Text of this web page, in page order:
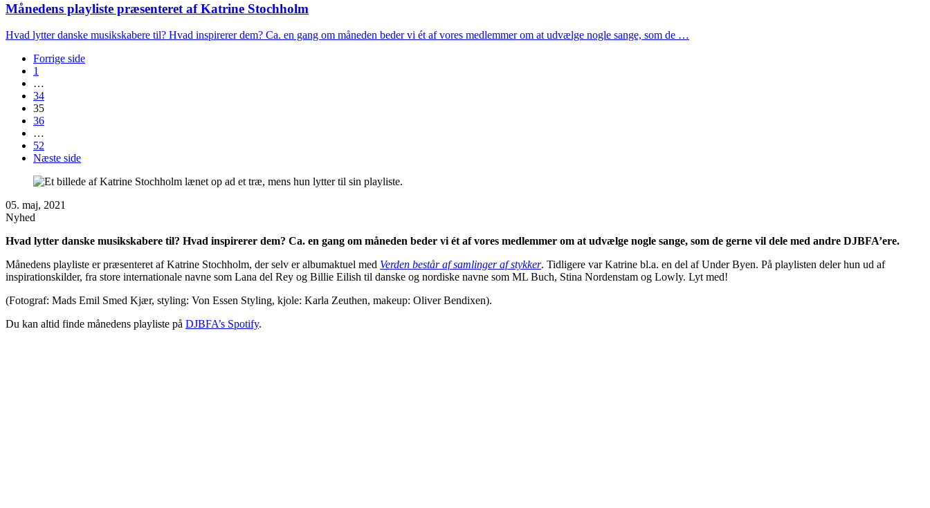
Månedens playliste præsenteret af Katrine Stochholm
Hvad lytter danske musikskabere til? Hvad inspirerer dem? Ca. en gang om måneden beder vi ét af vores medlemmer om at udvælge nogle sange, som de …
Forrige side
1
…
34
35
36
…
52
Næste side
05. maj, 2021
Nyhed
Hvad lytter danske musikskabere til? Hvad inspirerer dem? Ca. en gang om måneden beder vi ét af vores medlemmer om at udvælge nogle sange, som de gerne vil dele med andre DJBFA’ere.
Månedens playliste er præsenteret af Katrine Stochholm, der selv er albumaktuel med Verden består af samlinger af stykker. Tidligere var Katrine bl.a. en del af Under Byen. På playlisten deler hun ud af
inspirationskilder, fra store internationale navne som Lana del Rey og Billie Eilish til danske og nordiske navne som ML Buch, Stina Nordenstam og Lowly. Lyt med!
(Fotograf: Mads Emil Smed Kjær, styling: Von Essen Styling, kjole: Karla Zeuthen, makeup: Oliver Bendixen).
Du kan altid finde månedens playliste på DJBFA’s Spotify.